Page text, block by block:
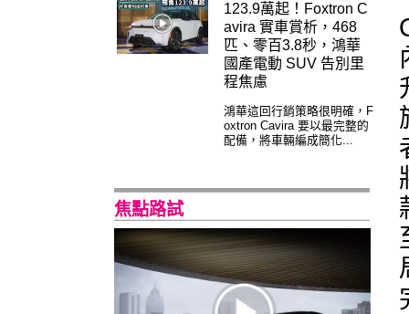
123.9萬起！Foxtron C
avira 實車賞析，468
匹、零百3.8秒，鴻華
國產電動 SUV 告別里
程焦慮
鴻華這回行銷策略很明確，F
oxtron Cavira 要以最完整的
配備，將車輛編成簡化...
焦點路試